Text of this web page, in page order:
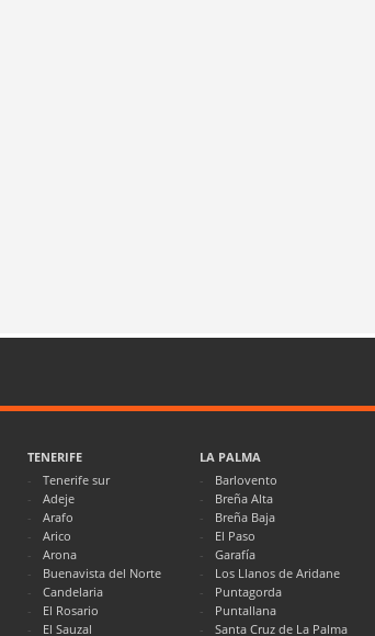
TENERIFE
Tenerife sur
Adeje
Arafo
Arico
Arona
Buenavista del Norte
Candelaria
El Rosario
El Sauzal
LA PALMA
Barlovento
Breña Alta
Breña Baja
El Paso
Garafía
Los Llanos de Aridane
Puntagorda
Puntallana
Santa Cruz de La Palma